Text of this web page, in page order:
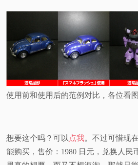
使用前和使用后的范例对比，各位看图
想要这个吗？可以点我。不过可惜现
能购买，售价：1980 日元，兑换人民